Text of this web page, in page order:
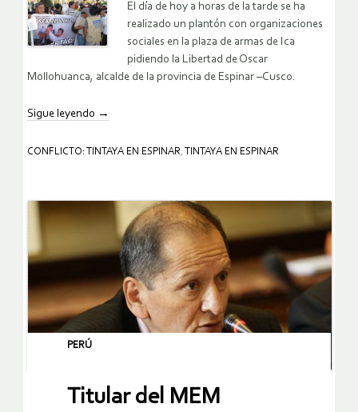
El día de hoy a horas de la tarde se ha
realizado un plantón con organizaciones
sociales en la plaza de armas de Ica
pidiendo la Libertad de Oscar
Mollohuanca, alcalde de la provincia de Espinar –Cusco.
Sigue leyendo →
CONFLICTO: TINTAYA EN ESPINAR, TINTAYA EN ESPINAR
PERÚ
Titular del MEM